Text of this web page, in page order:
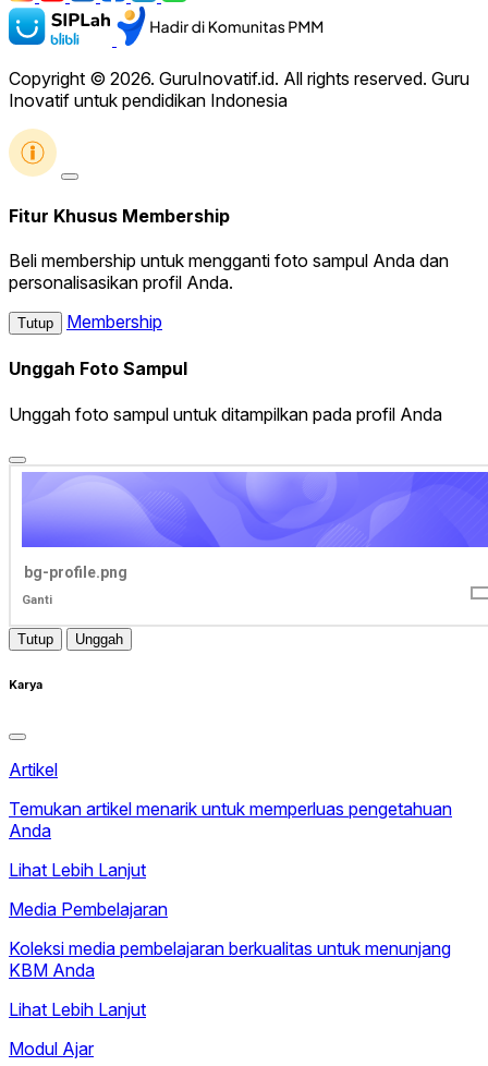
Copyright © 2026. GuruInovatif.id. All rights reserved. Guru
Inovatif untuk pendidikan Indonesia
Fitur Khusus Membership
Beli membership untuk mengganti foto sampul Anda dan
personalisasikan profil Anda.
Tutup Membership
Unggah Foto Sampul
Unggah foto sampul untuk ditampilkan pada profil Anda
bg-profile.png
Ganti
Tutup Unggah
Karya
Artikel
Temukan artikel menarik untuk memperluas pengetahuan
Anda
Lihat Lebih Lanjut
Media Pembelajaran
Koleksi media pembelajaran berkualitas untuk menunjang
KBM Anda
Lihat Lebih Lanjut
Modul Ajar